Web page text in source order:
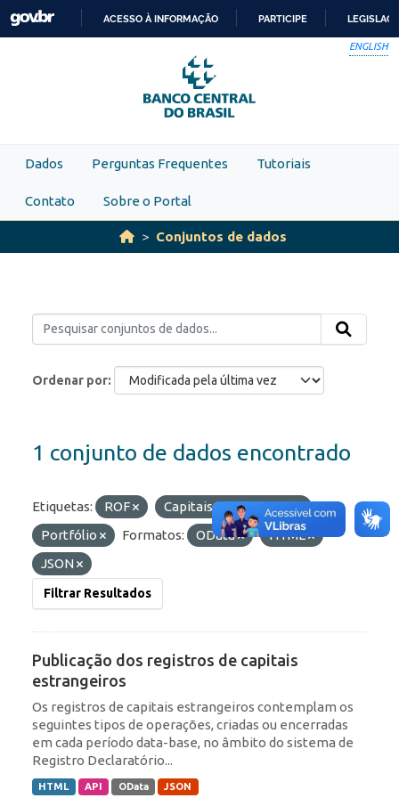
Skip to main content
PARA
O
CONTEÚDO
ACESSO À INFORMAÇÃO PARTICIPE
ENGLISH
Dados Perguntas Frequentes Tutoriais
Contato Sobre o Portal
Conjuntos de dados
Ordenar por
1 conjunto de dados encontrado
Etiquetas: ROF
Capitais Estrangeiros
Portfólio
Formatos: OData
HTML
JSON
Filtrar Resultados
Publicação dos registros de capitais
estrangeiros
Os registros de capitais estrangeiros contemplam os
seguintes tipos de operações, criadas ou encerradas
em cada período data-base, no âmbito do sistema de
Registro Declaratório...
HTML API OData JSON